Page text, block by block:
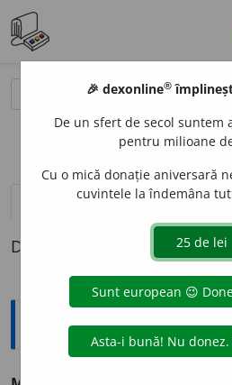
definiții (1)
Definiția cu ID-ul 687115:
Enciclopedice
🎉 dexonline®
De un sfert de secol suntem
pentru milioane
Cu o mică donație aniversară
cuvintele la îndemâna